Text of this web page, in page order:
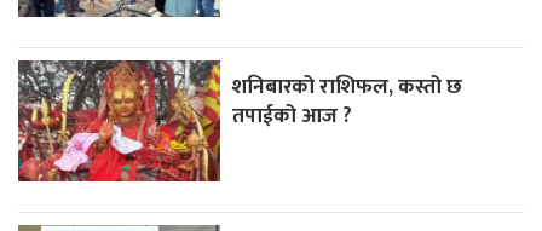
शनिबारको राशिफल, कस्तो छ
तपाईको आज ?